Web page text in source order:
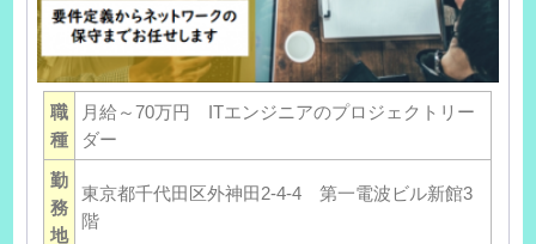
職
種
月給～70万円 ITエンジニアのプロジェクトリー
ダー
勤
務
地
東京都千代田区外神田2-4-4 第一電波ビル新館3
階